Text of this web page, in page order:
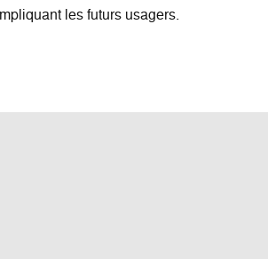
les futurs usagers.